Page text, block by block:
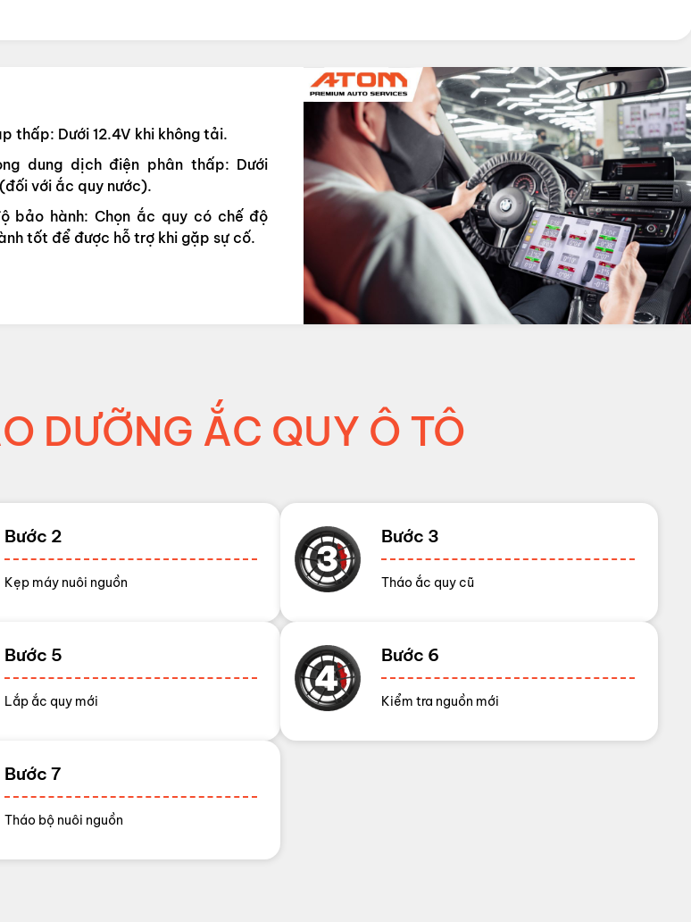
thấp: Dưới 12.4V khi không tải.
dung dịch điện phân thấp: Dưới
với ắc quy nước).
bảo hành: Chọn ắc quy có chế độ
tốt để được hỗ trợ khi gặp sự cố.
DƯỠNG ẮC QUY Ô TÔ
Bước 2
Kẹp máy nuôi nguồn
Bước 3
Tháo ắc quy cũ
Bước 5
Lắp ắc quy mới
Bước 6
Kiểm tra nguồn mới
Bước 7
Tháo bộ nuôi nguồn